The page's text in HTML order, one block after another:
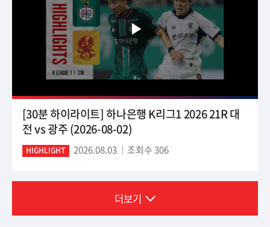
[30분 하이라이트] 하나은행 K리그1 2026 21R 대
전 vs 광주 (2026-08-02)
HIGHLIGHT 2026.08.03 조회수 306
더보기